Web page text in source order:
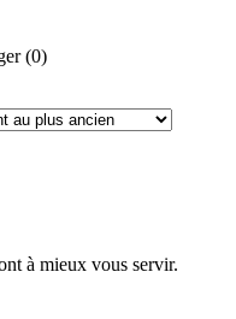
(0)
à mieux vous servir.